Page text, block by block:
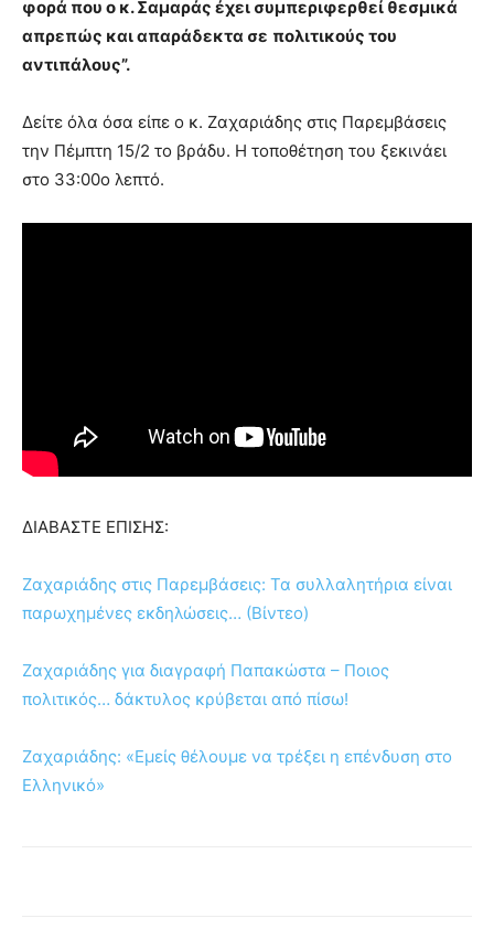
φορά που ο κ. Σαμαράς έχει συμπεριφερθεί θεσμικά
απρεπώς και απαράδεκτα σε πολιτικούς του
αντιπάλους”.
Δείτε όλα όσα είπε ο κ. Ζαχαριάδης στις Παρεμβάσεις
την Πέμπτη 15/2 το βράδυ. Η τοποθέτηση του ξεκινάει
στο 33:00ο λεπτό.
ΔΙΑΒΑΣΤΕ ΕΠΙΣΗΣ:
Ζαχαριάδης στις Παρεμβάσεις: Τα συλλαλητήρια είναι
παρωχημένες εκδηλώσεις… (Βίντεο)
Ζαχαριάδης για διαγραφή Παπακώστα – Ποιος
πολιτικός… δάκτυλος κρύβεται από πίσω!
Ζαχαριάδης: «Εμείς θέλουμε να τρέξει η επένδυση στο
Ελληνικό»